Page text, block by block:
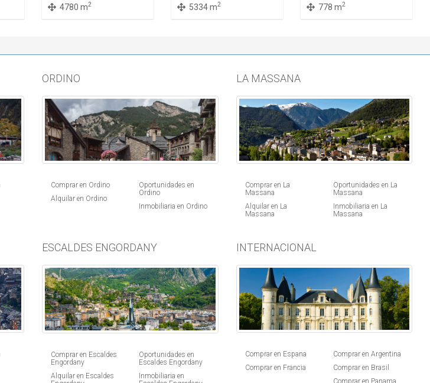
4780 m2 5334 m2 778 m2
ORDINO
Comprar en Ordino
Alquilar en Ordino
Oportunidades en
Ordino
Inmobiliaria en Ordino
LA MASSANA
Comprar en La
Massana
Alquilar en La
Massana
Oportunidades en La
Massana
Inmobiliaria en La
Massana
ESCALDES ENGORDANY
Comprar en Escaldes
Engordany
Alquilar en Escaldes
Oportunidades en
Escaldes Engordany
Inmobiliaria en
INTERNACIONAL
Comprar en Espana
Comprar en Francia
Comprar en Argentina
Comprar en Brasil